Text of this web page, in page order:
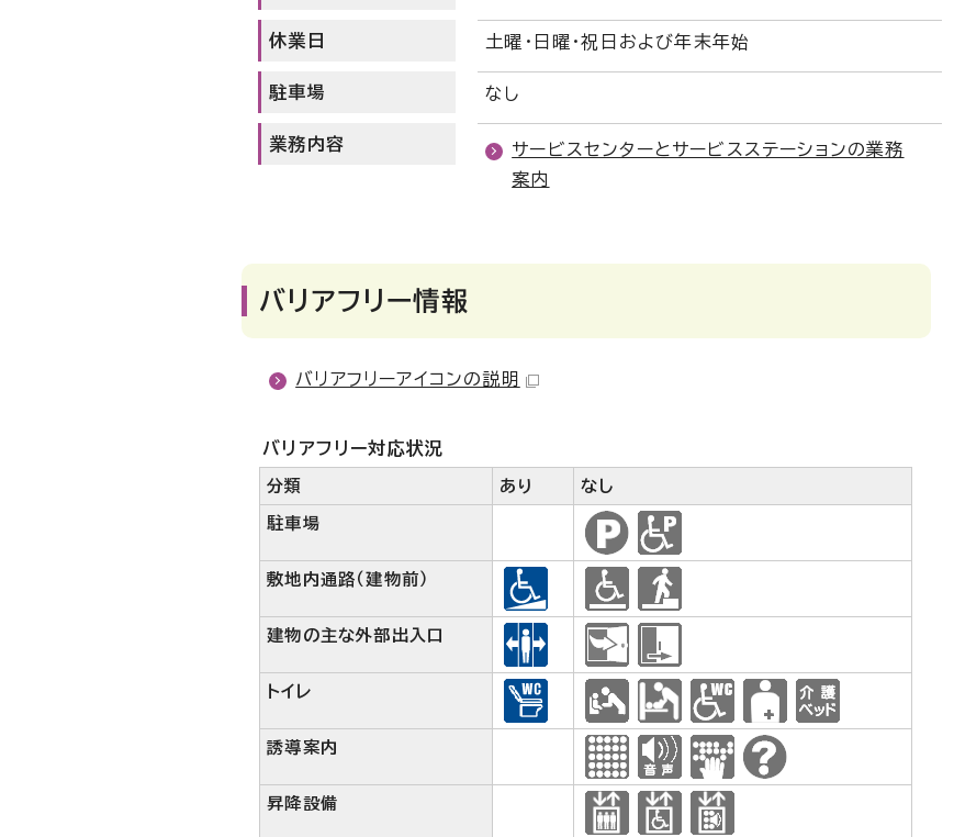
休業日 土曜・日曜・祝日および年末年始
駐車場 なし
業務内容
サービスセンターとサービスステーションの業務
案内
バリアフリー情報
バリアフリーアイコンの説明
バリアフリー対応状況
分類 あり なし
駐車場
敷地内通路（建物前）
建物の主な外部出入口
トイレ
誘導案内
昇降設備